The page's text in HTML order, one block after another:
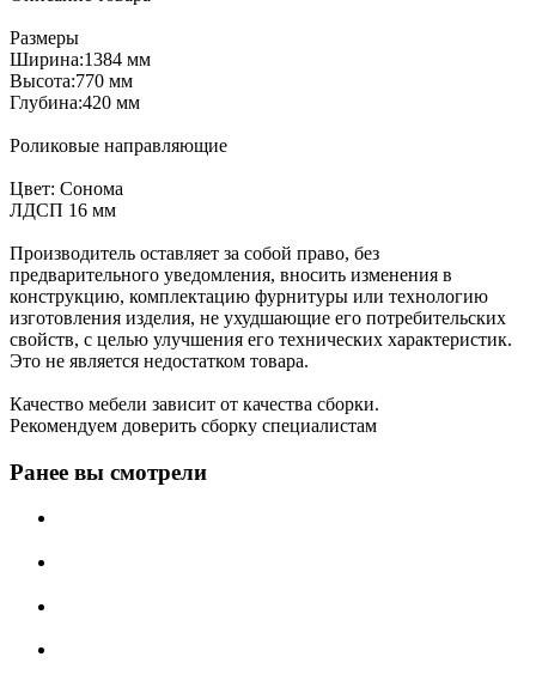
Размеры
Ширина:1384 мм
Высота:770 мм
Глубина:420 мм
Роликовые направляющие
Цвет: Сонома
ЛДСП 16 мм
Производитель оставляет за собой право, без
предварительного уведомления, вносить изменения в
конструкцию, комплектацию фурнитуры или технологию
изготовления изделия, не ухудшающие его потребительских
свойств, с целью улучшения его технических характеристик.
Это не является недостатком товара.
Качество мебели зависит от качества сборки.
Рекомендуем доверить сборку специалистам
Ранее вы смотрели